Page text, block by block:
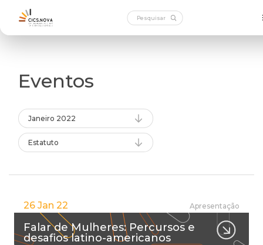
Eventos
Janeiro 2022
Estatuto
26 Jan 22 Apresentação
Falar de Mulheres: Percursos e
desafios latino-americanos